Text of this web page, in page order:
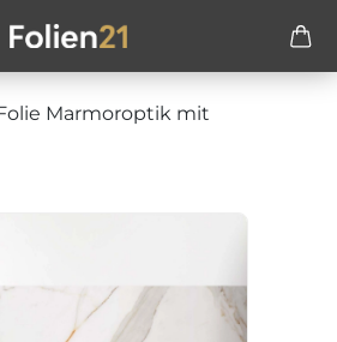
Marmoroptik mit